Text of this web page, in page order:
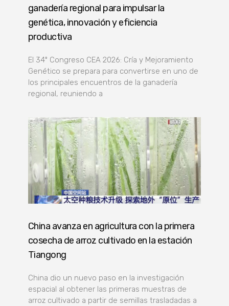
ganadería regional para impulsar la
genética, innovación y eficiencia
productiva
El 34º Congreso CEA 2026: Cría y Mejoramiento
Genético se prepara para convertirse en uno de
los principales encuentros de la ganadería
regional, reuniendo a
China avanza en agricultura con la primera
cosecha de arroz cultivado en la estación
Tiangong
China dio un nuevo paso en la investigación
espacial al obtener las primeras muestras de
arroz cultivado a partir de semillas trasladadas a